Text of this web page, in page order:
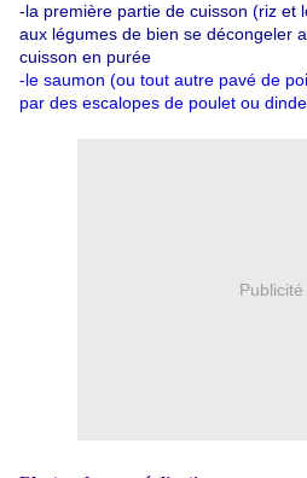
-la première partie de cuisson (riz et
aux légumes de bien se décongeler
cuisson en purée
-le saumon (ou tout autre pavé de
par des escalopes de poulet ou dinde
Publicité